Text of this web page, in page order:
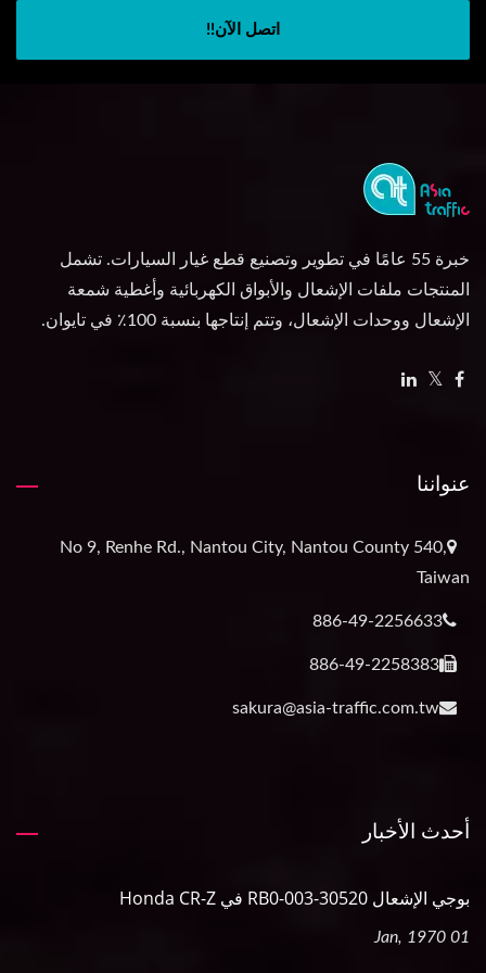
اتصل الآن!!
خبرة 55 عامًا في تطوير وتصنيع قطع غيار السيارات. تشمل
المنتجات ملفات الإشعال والأبواق الكهربائية وأغطية شمعة
الإشعال ووحدات الإشعال، وتتم إنتاجها بنسبة 100٪ في تايوان.
عنواننا
No 9, Renhe Rd., Nantou City, Nantou County 540,
Taiwan
886-49-2256633
886-49-2258383
sakura@asia-traffic.com.tw
أحدث الأخبار
بوجي الإشعال 30520-RB0-003 في Honda CR-Z
01 Jan, 1970